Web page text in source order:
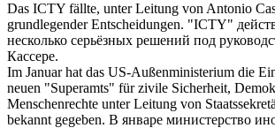
Das ICTY fällte, unter Leitung von Antonio
grundlegender Entscheidungen. "ICTY"
несколько серьёзных решений под
Кассере.
Im Januar hat das US-Außenministerium die
neuen "Superamts" für zivile Sicherheit,
Menschenrechte unter Leitung von
bekannt gegeben. В январе министерство